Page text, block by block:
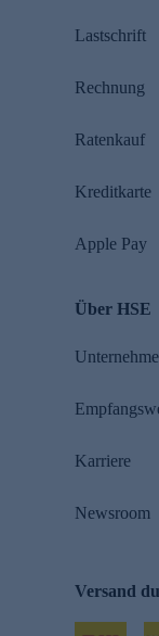
Lastschrift
Rechnung
Ratenkauf
Kreditkarte
Apple Pay
Über HSE
Karriere
Newsroom
Versand